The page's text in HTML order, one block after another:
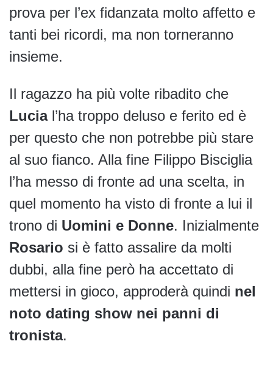
prova per l’ex fidanzata molto affetto e
tanti bei ricordi, ma non torneranno
insieme.
Il ragazzo ha più volte ribadito che
Lucia l’ha troppo deluso e ferito ed è
per questo che non potrebbe più stare
al suo fianco. Alla fine Filippo Bisciglia
l’ha messo di fronte ad una scelta, in
quel momento ha visto di fronte a lui il
trono di Uomini e Donne. Inizialmente
Rosario si è fatto assalire da molti
dubbi, alla fine però ha accettato di
mettersi in gioco, approderà quindi nel
noto dating show nei panni di
tronista.